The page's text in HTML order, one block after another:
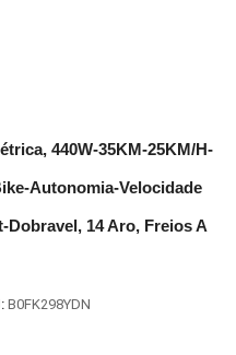
440W-35KM-25KM/H-
Autonomia-Velocidade
Dobravel, 14 Aro, Freios A
B0FK298YDN